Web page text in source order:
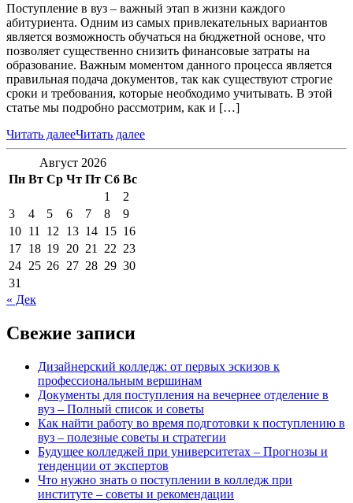
Поступление в вуз – важный этап в жизни каждого
абитуриента. Одним из самых привлекательных вариантов
является возможность обучаться на бюджетной основе, что
позволяет существенно снизить финансовые затраты на
образование. Важным моментом данного процесса является
правильная подача документов, так как существуют строгие
сроки и требования, которые необходимо учитывать. В этой
статье мы подробно рассмотрим, как и […]
Читать далееЧитать далее
Август 2026
Пн Вт Ср Чт Пт Сб Вс
1
2
3
4 5 6 7 8
9
10 11 12 13 14 15 16
17 18 19 20 21 22 23
24 25 26 27 28 29 30
31
« Дек
Свежие записи
Дизайнерский колледж: от первых эскизов к
профессиональным вершинам
Документы для поступления на вечернее отделение в
вуз – Полный список и советы
Как найти работу во время подготовки к поступлению в
вуз – полезные советы и стратегии
Будущее колледжей при университетах – Прогнозы и
тенденции от экспертов
Что нужно знать о поступлении в колледж при
институте – советы и рекомендации